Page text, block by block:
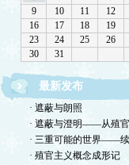
最新发布
· 遮蔽与朗照
· 遮蔽与澄明——从殖
· 三重可能的世界——
· 殖官主义概念成形记